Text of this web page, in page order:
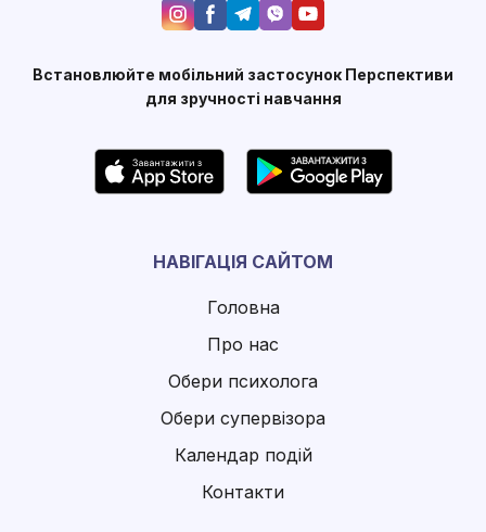
Встановлюйте мобільний застосунок Перспективи
для зручності навчання
НАВІГАЦІЯ САЙТОМ
Головна
Про нас
Обери психолога
Обери супервізора
Календар подій
Контакти